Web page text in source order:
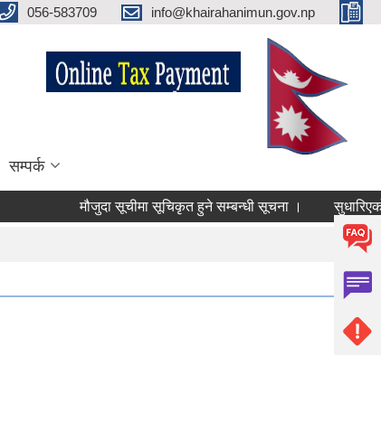
056-583709 info@khairahanimun.gov.np
सम्पर्क
मौजुदा सूचीमा सूचिकृत हुने सम्बन्धी सूचना । सुधारिएको